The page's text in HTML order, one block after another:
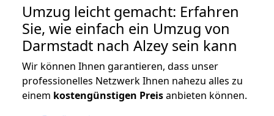
Umzug leicht gemacht: Erfahren
Sie, wie einfach ein Umzug von
Darmstadt nach Alzey sein kann
Wir können Ihnen garantieren, dass unser
professionelles Netzwerk Ihnen nahezu alles zu
einem kostengünstigen Preisanbieten können.